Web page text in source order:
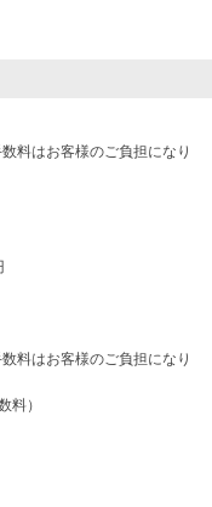
料はお客様のご負担になり
料はお客様のご負担になり
）